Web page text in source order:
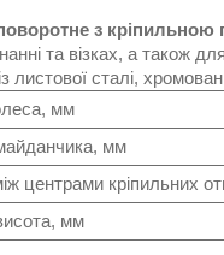
з
та візках, а також
листової сталі,
мм
мм
центрами кріпильних
мм